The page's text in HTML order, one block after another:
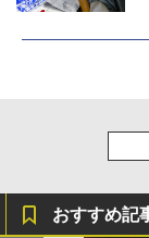
おすすめ記